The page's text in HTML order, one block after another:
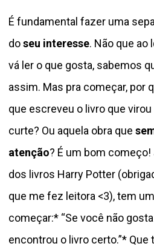
É fundamental fazer uma
doseu interesse. Não que ao
vá ler o que gosta, sabemos
assim. Mas pra começar, por
que escreveu o livro que
curte? Ou aquela obra que
atenção? É um bom começo!
dos livros Harry Potter
que me fez leitora <3), tem
começar:* “Se você não
encontrou o livro certo.”* Que